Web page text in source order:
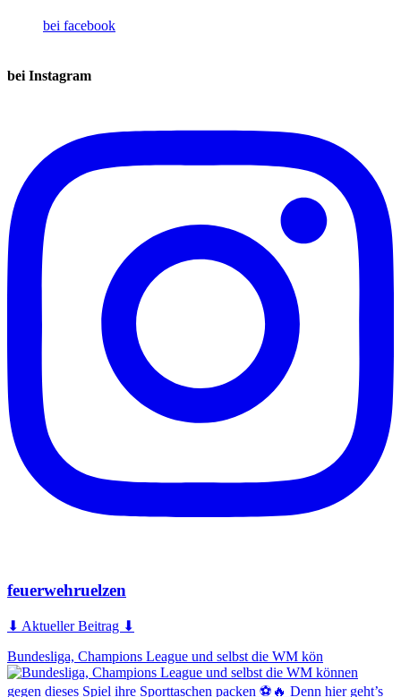
bei facebook
bei Instagram
feuerwehruelzen
⬇ Aktueller Beitrag ⬇
Bundesliga, Champions League und selbst die WM kön